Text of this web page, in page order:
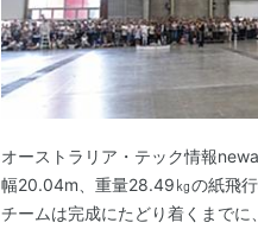
オーストラリア・テック情報
幅20.04m、重量28.49㎏の紙飛
チームは完成にたどり着くまで